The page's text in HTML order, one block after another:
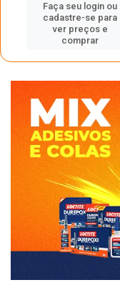
Faça seu login ou
cadastre-se para
ver preços e
comprar